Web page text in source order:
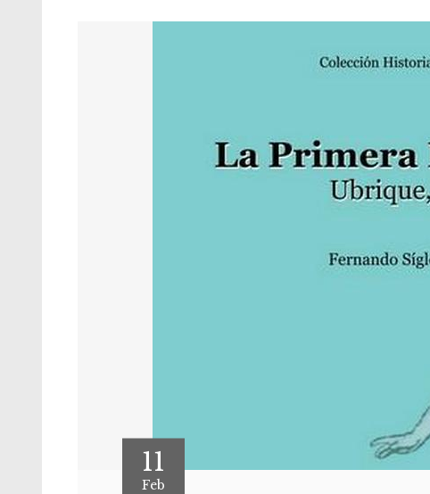
11
Feb